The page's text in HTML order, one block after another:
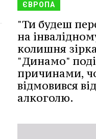
ЄВРОПА
"Ти будеш
на
колишня
"Динамо"
причинами,
відмовився від
алкоголю.